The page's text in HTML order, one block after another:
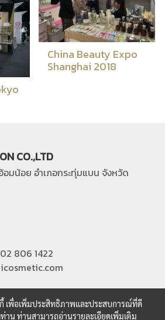
China Beauty Expo
Shanghai 2018
CO.,LTD
มน้อย อำเภอกระทุ่มแบน จังหวัด
806 1422
เพื่อเพิ่มประสิทธิภาพและประสบการณ์ที่ดี
ท่าน ท่านสามารถอ่านรายละเอียดเพิ่มเติม